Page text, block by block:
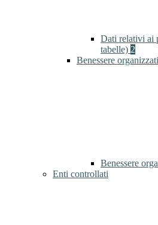
Dati relativi ai
tabelle) 2
Benessere
Benessere
Enti controllati